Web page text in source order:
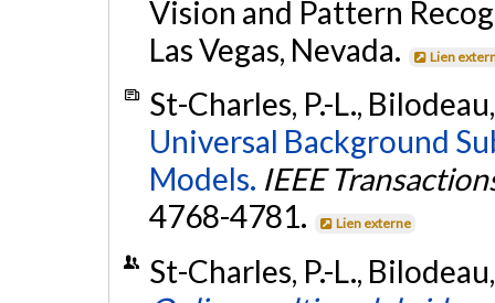
Vision and Pattern
Las Vegas, Nevada.
Lien
St-Charles, P.-L.,
Universal Background
Models. IEEE
4768-4781.
Lien externe
St-Charles, P.-L.,